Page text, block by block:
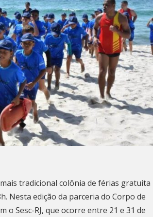
tradicional colônia de férias gratuita
Nesta edição da parceria do Corpo de
o Sesc-RJ, que ocorre entre 21 e 31 de